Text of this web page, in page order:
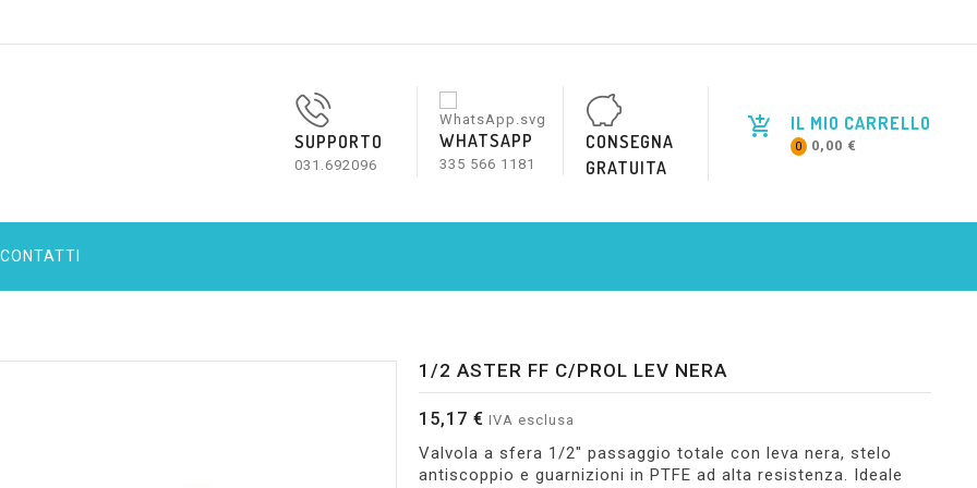
IL MIO CARRELLO
0 0,00 €
SUPPORTO
031.692096
WHATSAPP
335 566 1181
CONSEGNA
GRATUITA
CONTATTI
1/2 ASTER FF C/PROL LEV NERA
15,17 € IVA esclusa
Valvola a sfera 1/2" passaggio totale con leva nera, stelo
antiscoppio e guarnizioni in PTFE ad alta resistenza. Ideale